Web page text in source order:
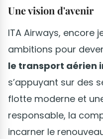
Une vision d'avenir
ITA Airways, encore
ambitions pour
le transport aérien
s’appuyant sur des
flotte moderne et
responsable, la
incarner le